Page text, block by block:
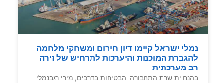
נמלי ישראל קיימו דיון חירום ומשחקי מלחמה
להגברת המוכנות והיערכות לתרחיש של זירה
רב מערכתית
בהנחיית שרת התחבורה והבטיחות בדרכים, מירי רגבנמלי